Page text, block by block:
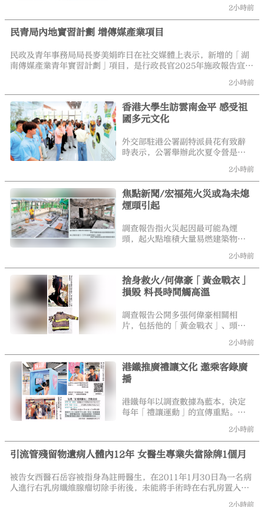
洞察，她和團隊成員耗時一年研發
調試，搭配虎堅果、燕麥、大豆研
發複合配方，推出「太加奶」，填
議，特區政府布局沙嶺數據園區時
可參考安徽的扶持政策培育產業，
促進各方持份者兼容並蓄、合作發
2小時前
民青局內地實習計劃 增傳媒產業項目
民政及青年事務局局長麥美娟昨日在社交媒體上表示，新增的「湖
南傳媒產業青年實習計劃」項目，是行政長官2025年施政報告宣布
生，到內地大型傳媒機構實習。16名學員跟隨湖南衛視製作團隊，
參與節目策劃、編劇、後期製作等工作，深入了解內地的媒體環
境、行業運作和發展趨勢。她引述學員指，這次實習經驗對於他們
日後投身傳媒工作非常有幫助。
2小時前
香港大學生訪雲南金平 感受祖
國多元文化
外交部駐港公署副特派員花有致辭
時表示，公署舉辦此次夏令營是希
省份參觀，親眼見證國家發展成就
和大國外交實踐，親耳聆聽中華民
族偉大復興故事，用心感受國家改
革開放以來翻天覆地變化。
2小時前
焦點新聞/宏福苑火災或為未熄
煙頭引起
調查報告指火災起因最可能為煙
頭，起火點堆積大量易燃建築物
口處外至內蔓延加上二次點燃，推
動火災短時間內迅速蔓延。專家報
告指出，若宏福苑使用的安全網和
帆布具備阻燃性能，起初火勢或者
2小時前
捨身救火/何偉豪「黃金戰衣」
損毀 料長時間觸高溫
調查報告公開多張何偉豪相關相
片，包括他的「黃金戰衣」、頭
盔、消防靴等。照片顯示，這些裝
備多有熏黑及燒焦痕跡，其中，
「黃金戰衣」的左袖大半被燒毀，
頭盔亦出現明顯裂痕，橡膠靴更有
一部分已熔化。報告指，該靴子旨
時間暴露於強烈熱源或火焰下，
（相關環境）已超出靴子防護能
2小時前
港鐵推廣禮讓文化 邀乘客錄廣
播
港鐵每年以調查數據為藍本，決定
每年「禮讓運動」的宣傳重點。今
年宣傳的六大乘車禮儀，分別是
「先落後上有耐心」、「行入車廂
中間最稱心」、「主動讓座顯愛
心」、「不依靠扶手顯細心」、
禮讓最暖心」，有關宣傳海報及貼
紙已在港鐵站及列車車廂內張貼。
2小時前
引流管殘留物遺病人體內12年 女醫生專業失當除牌1個月
被告女西醫石岳容被指身為註冊醫生，在2011年1月30日為一名病
人進行右乳房纖維腺瘤切除手術後，未能將手術時在右乳房置入的
2小時前